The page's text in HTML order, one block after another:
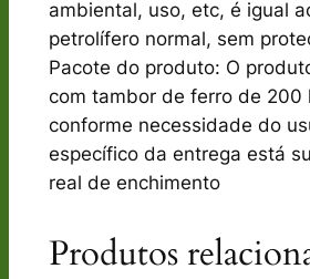
ambiental, uso, etc, é igual
petrolífero normal, sem
Pacote do produto: O
com tambor de ferro de 200
conforme necessidade do
específico da entrega está
real de enchimento
Produtos